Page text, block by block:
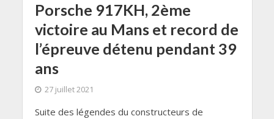
Porsche 917KH, 2ème
victoire au Mans et record de
l’épreuve détenu pendant 39
ans
27 juillet 2021
Suite des légendes du constructeurs de